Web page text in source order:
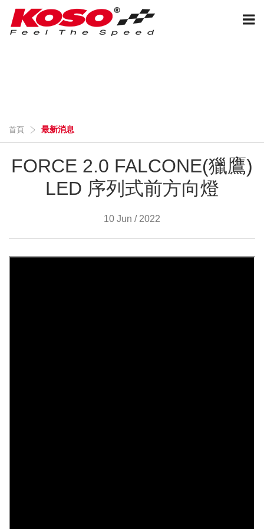
首頁 最新消息
FORCE 2.0 FALCONE(獵鷹)
LED 序列式前方向燈
10 Jun / 2022